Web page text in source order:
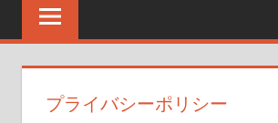
プライバシーポリシー